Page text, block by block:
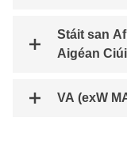
Stáit san
VA (exW